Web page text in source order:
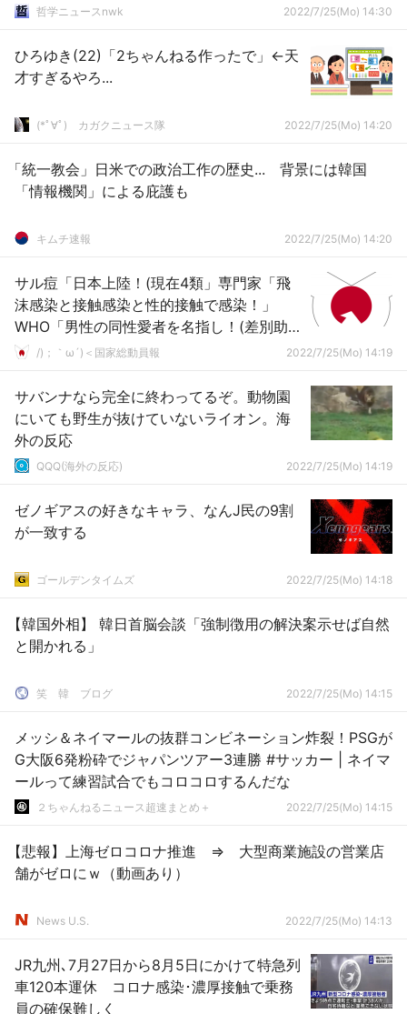
哲学ニュースnwk 2022/7/25(Mo) 14:30
ひろゆき(22)「2ちゃんねる作ったで」←天
才すぎるやろ...
(*ﾟ∀ﾟ)ゞカガクニュース隊 2022/7/25(Mo) 14:20
「統一教会」日米での政治工作の歴史... 背景には韓国
「情報機関」による庇護も
キムチ速報 2022/7/25(Mo) 14:20
サル痘「日本上陸！(現在4類」専門家「飛
沫感染と接触感染と性的接触で感染！」
WHO「男性の同性愛者を名指し！(差別助
長」日本「感染予防は手洗いﾏｽｸ消毒有効！
/)；｀ω´)＜国家総動員報 2022/7/25(Mo) 14:19
サバンナなら完全に終わってるぞ。動物園
にいても野生が抜けていないライオン。海
外の反応
QQQ(海外の反応) 2022/7/25(Mo) 14:19
ゼノギアスの好きなキャラ、なんJ民の9割
が一致する
ゴールデンタイムズ 2022/7/25(Mo) 14:18
【韓国外相】 韓日首脳会談「強制徴用の解決案示せば自然
と開かれる」
笑 韓 ブログ 2022/7/25(Mo) 14:15
メッシ＆ネイマールの抜群コンビネーション炸裂！PSGが
G大阪6発粉砕でジャパンツアー3連勝 #サッカー | ネイマ
ールって練習試合でもコロコロするんだな
２ちゃんねるニュース超速まとめ＋ 2022/7/25(Mo) 14:15
【悲報】上海ゼロコロナ推進 ⇒ 大型商業施設の営業店
舗がゼロにｗ（動画あり）
News U.S. 2022/7/25(Mo) 14:13
JR九州､7月27日から8月5日にかけて特急列
車120本運休 コロナ感染･濃厚接触で乗務
員の確保難しく